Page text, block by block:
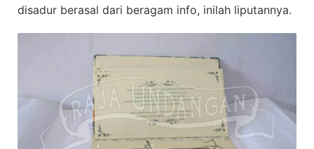
disadur berasal dari beragam info, inilah liputannya.